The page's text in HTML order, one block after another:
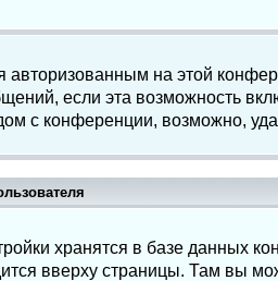
авторизованным на этой
если эта возможность
с конференции, возможно,
хранятся в базе данных
вверху страницы. Там вы